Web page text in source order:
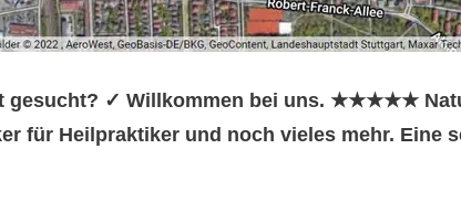
gesucht? ✓ Willkommen bei uns. ★★★★★
für Heilpraktiker und noch vieles mehr. Eine